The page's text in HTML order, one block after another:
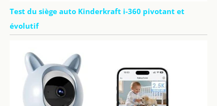
Test du siège auto Kinderkraft i-360 pivotant et
évolutif